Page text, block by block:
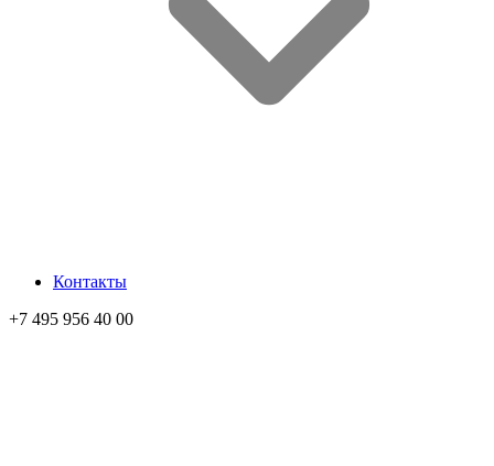
Контакты
+7 495 956 40 00